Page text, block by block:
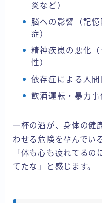
炎など）
脳への影響（記
症）
精神疾患の悪化
性）
依存症による人
飲酒運転・暴力
一杯の酒が、身体の健
わせる危険を孕んでい
「体も心も疲れてる
てたな」と感じます。